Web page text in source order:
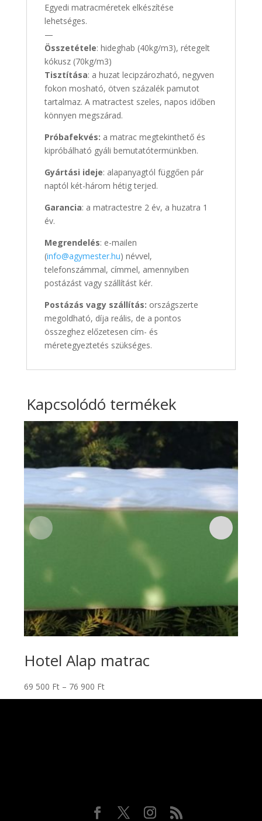
Egyedi matracméretek elkészítése
lehetséges.
—
Összetétele: hideghab (40kg/m3), rétegelt
kókusz (70kg/m3)
Tisztítása: a huzat lecipzározható, negyven
fokon mosható, ötven százalék pamutot
tartalmaz. A matractest szeles, napos időben
könnyen megszárad.
Próbafekvés: a matrac megtekinthető és
kipróbálható gyáli bemutatótermünkben.
Gyártási ideje: alapanyagtól függően pár
naptól két-három hétig terjed.
Garancia: a matractestre 2 év, a huzatra 1
év.
Megrendelés: e-mailen
(info@agymester.hu) névvel,
telefonszámmal, címmel, amennyiben
postázást vagy szállítást kér.
Postázás vagy szállítás: országszerte
megoldható, díja reális, de a pontos
összeghez előzetesen cím- és
méretegyeztetés szükséges.
Kapcsolódó termékek
Hotel Alap matrac
69 500 Ft – 76 900 FtÁrtartomány:
69